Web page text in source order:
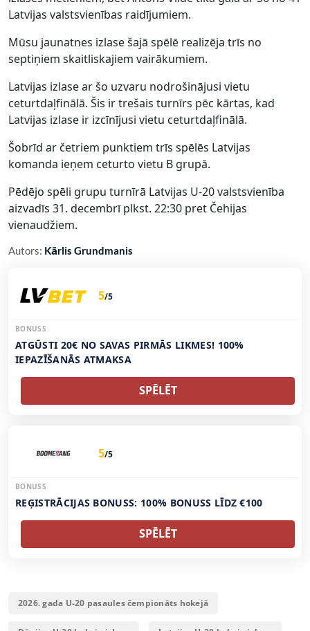
Latvijas valstsvienības raidījumiem.
Mūsu jaunatnes izlase šajā spēlē realizēja trīs no
septiņiem skaitliskajiem vairākumiem.
Latvijas izlase ar šo uzvaru nodrošinājusi vietu
ceturtdaļfinālā. Šis ir trešais turnīrs pēc kārtas, kad
Latvijas izlase ir izcīnījusi vietu ceturtdaļfinālā.
Šobrīd ar četriem punktiem trīs spēlēs Latvijas
komanda ieņem ceturto vietu B grupā.
Pēdējo spēli grupu turnīrā Latvijas U-20 valstsvienība
aizvadīs 31. decembrī plkst. 22:30 pret Čehijas
vienaudžiem.
Autors: Kārlis Grundmanis
5/5
BONUSS
ATGŪSTI 20€ NO SAVAS PIRMĀS LIKMES! 100%
IEPAZĪŠANĀS ATMAKSA
SPĒLĒT
5/5
BONUSS
REĢISTRĀCIJAS BONUSS: 100% BONUSS LĪDZ €100
SPĒLĒT
2026. gada U-20 pasaules čempionāts hokejā